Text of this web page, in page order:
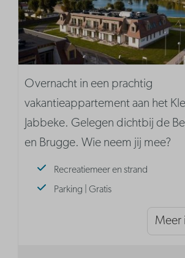
Overnacht in een prachtig
vakantieappartement aan het
Jabbeke. Gelegen dichtbij de
en Brugge. Wie neem jij mee?
Recreatiemeer en strand
Parking | Gratis
Meer